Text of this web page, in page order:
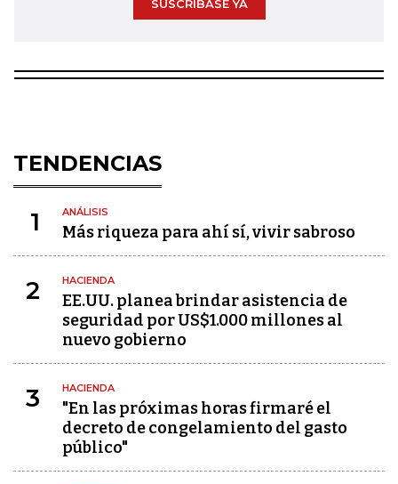
SUSCRÍBASE YA
TENDENCIAS
1 ANÁLISIS
Más riqueza para ahí sí, vivir sabroso
2 HACIENDA
EE.UU. planea brindar asistencia de
seguridad por US$1.000 millones al
nuevo gobierno
3 HACIENDA
"En las próximas horas firmaré el
decreto de congelamiento del gasto
público"